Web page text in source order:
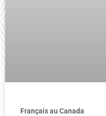
Français au Canada